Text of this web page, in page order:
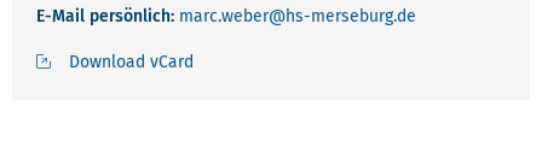
E-Mail persönlich: marc.weber@hs-merseburg.de
Download vCard